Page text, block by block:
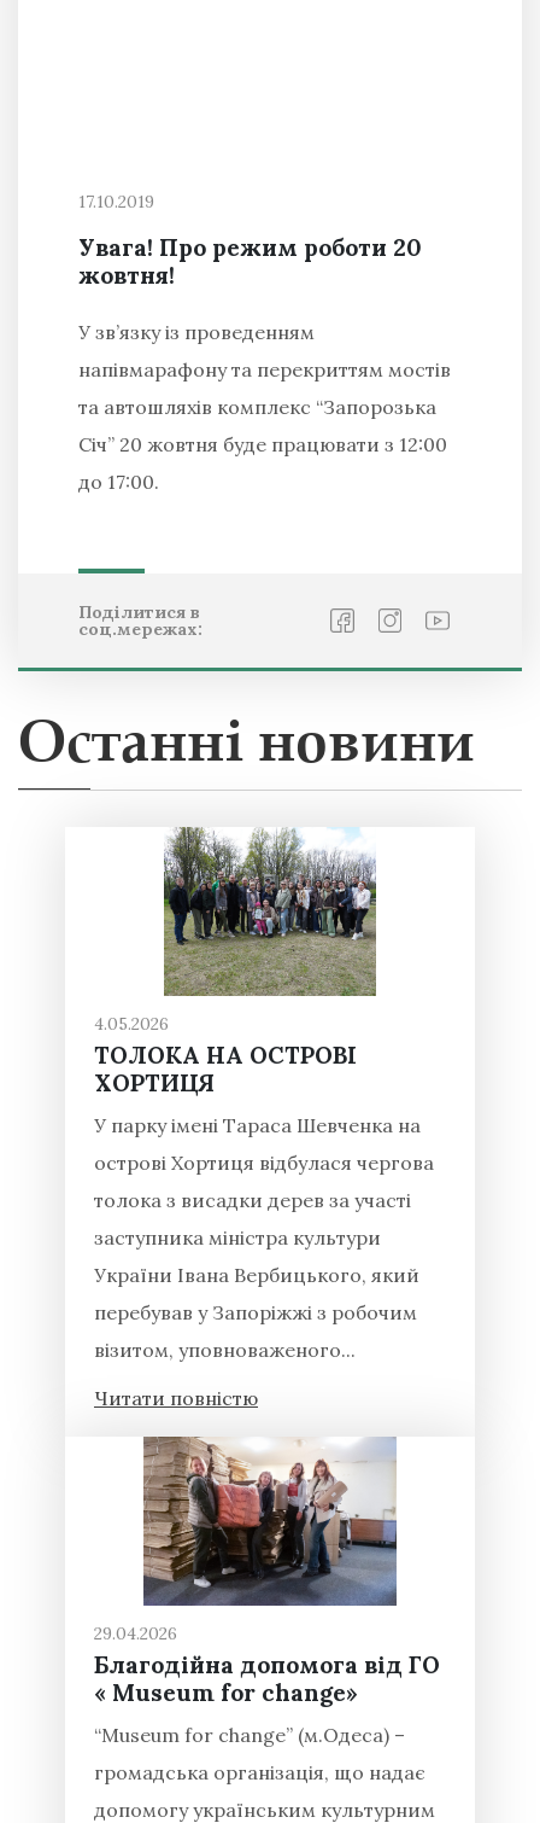
17.10.2019
Увага! Про режим роботи 20
жовтня!
У зв’язку із проведенням
напівмарафону та перекриттям мостів
та автошляхів комплекс “Запорозька
Січ” 20 жовтня буде працювати з 12:00
до 17:00.
Поділитися в
соц.мережах:
Останні новини
4.05.2026
ТОЛОКА НА ОСТРОВІ
ХОРТИЦЯ
У парку імені Тараса Шевченка на
острові Хортиця відбулася чергова
толока з висадки дерев за участі
заступника міністра культури
України Івана Вербицького, який
перебував у Запоріжжі з робочим
візитом, уповноваженого...
Читати повністю
29.04.2026
Благодійна допомога від ГО
« Museum for change»
“Museum for change” (м.Одеса) –
громадська організація, що надає
допомогу українським культурним